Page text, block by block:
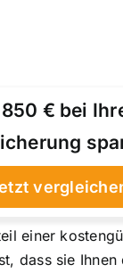
€ bei
einer
dass sie